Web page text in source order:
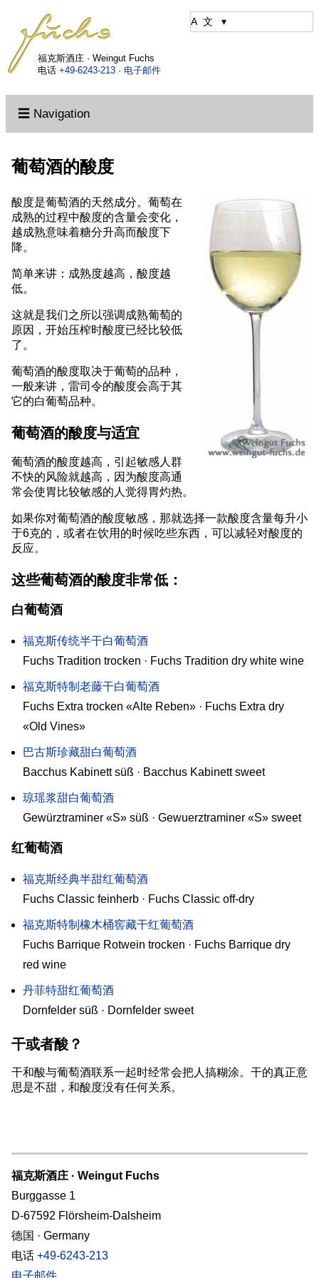
福克斯酒庄 · Weingut Fuchs
电话 +49-6243-213· 电子邮件
☰ Navigation
葡萄酒的酸度
酸度是葡萄酒的天然成分。葡萄在
成熟的过程中酸度的含量会变化，
越成熟意味着糖分升高而酸度下
降。
简单来讲：成熟度越高，酸度越
低。
这就是我们之所以强调成熟葡萄的
原因，开始压榨时酸度已经比较低
了。
葡萄酒的酸度取决于葡萄的品种，
一般来讲，雷司令的酸度会高于其
它的白葡萄品种。
葡萄酒的酸度与适宜
葡萄酒的酸度越高，引起敏感人群
不快的风险就越高，因为酸度高通
常会使胃比较敏感的人觉得胃灼热。
如果你对葡萄酒的酸度敏感，那就选择一款酸度含量每升小
于6克的，或者在饮用的时候吃些东西，可以减轻对酸度的
反应。
这些葡萄酒的酸度非常低：
白葡萄酒
福克斯传统半干白葡萄酒
Fuchs Tradition trocken · Fuchs Tradition dry white wine
福克斯特制老藤干白葡萄酒
Fuchs Extra trocken «Alte Reben» · Fuchs Extra dry
«Old Vines»
巴古斯珍藏甜白葡萄酒
Bacchus Kabinett süß · Bacchus Kabinett sweet
琼瑶浆甜白葡萄酒
Gewürztraminer «S» süß · Gewuerztraminer «S» sweet
红葡萄酒
福克斯经典半甜红葡萄酒
Fuchs Classic feinherb · Fuchs Classic off-dry
福克斯特制橡木桶窖藏干红葡萄酒
Fuchs Barrique Rotwein trocken · Fuchs Barrique dry
red wine
丹菲特甜红葡萄酒
Dornfelder süß · Dornfelder sweet
干或者酸？
干和酸与葡萄酒联系一起时经常会把人搞糊涂。干的真正意
思是不甜，和酸度没有任何关系。
福克斯酒庄 · Weingut Fuchs
Burggasse 1
D-67592 Flörsheim-Dalsheim
德国 · Germany
电话 +49-6243-213